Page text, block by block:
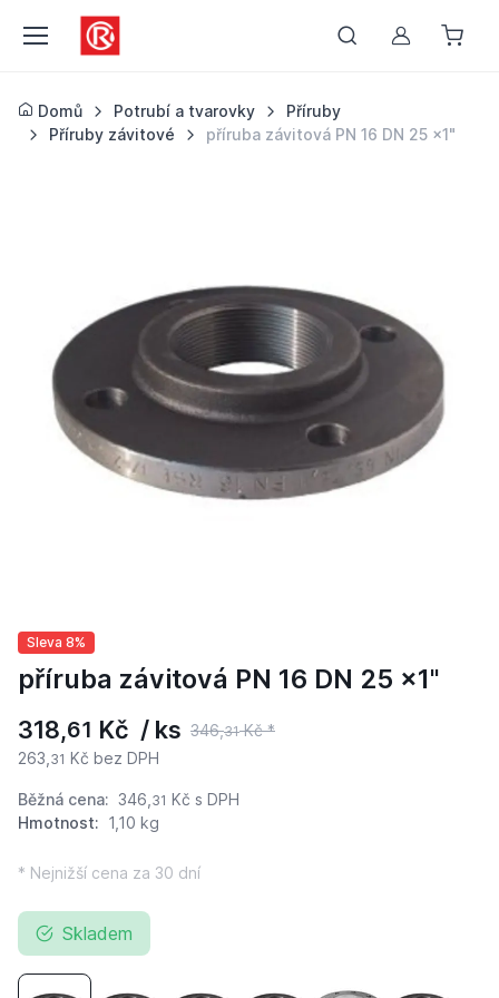
Můj účet
Domů Potrubí a tvarovky
Příruby
Příruby závitové
příruba závitová PN 16 DN 25 x1"
Sleva 8%
příruba závitová PN 16 DN 25 x1"
318,61 Kč / ks 346,31Kč *
263, 31 Kč bez DPH
Běžná cena: 346, 31 Kč s DPH
Hmotnost: 1,10 kg
* Nejnižší cena za 30 dní
Skladem